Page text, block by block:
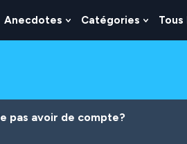
Show
Anecdotes
Show
Submenu
Catégories
Show
Tous
pas avoir de compte?